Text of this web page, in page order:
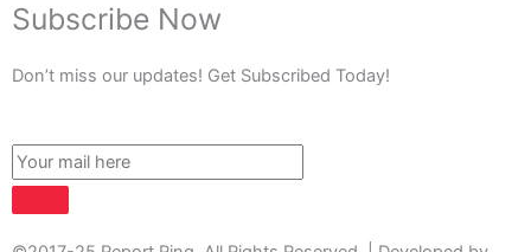
Subscribe Now
Don’t miss our updates! Get Subscribed Today!